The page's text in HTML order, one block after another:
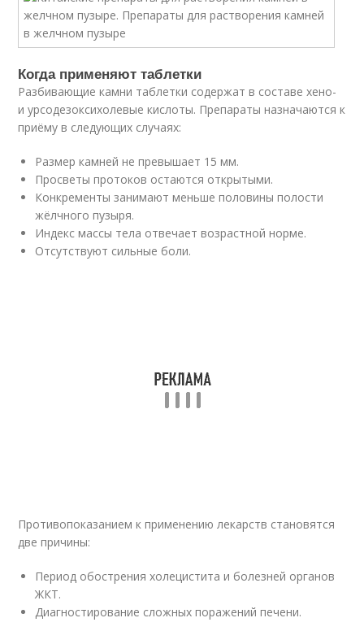
Когда применяют таблетки
Разбивающие камни таблетки содержат в составе хено-
и урсодезоксихолевые кислоты. Препараты назначаются к
приёму в следующих случаях:
Размер камней не превышает 15 мм.
Просветы протоков остаются открытыми.
Конкременты занимают меньше половины полости
жёлчного пузыря.
Индекс массы тела отвечает возрастной норме.
Отсутствуют сильные боли.
Противопоказанием к применению лекарств становятся
две причины:
Период обострения холецистита и болезней органов
ЖКТ.
Диагностирование сложных поражений печени.